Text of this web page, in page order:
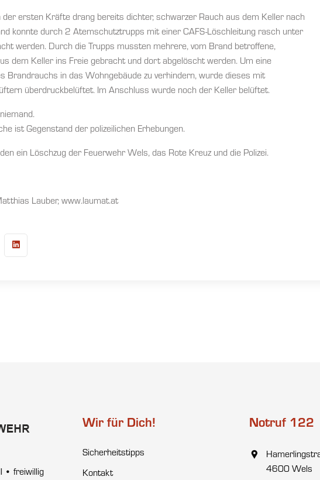
der ersten Kräfte drang bereits dichter, schwarzer Rauch aus dem Keller nach
konnte durch 2 Atemschutztrupps mit einer CAFS-Löschleitung rasch unter
werden. Durch die Trupps mussten mehrere, vom Brand betroffene,
dem Keller ins Freie gebracht und dort abgelöscht werden. Um eine
Brandrauchs in das Wohngebäude zu verhindern, wurde dieses mit
überdruckbelüftet. Im Anschluss wurde noch der Keller belüftet.
ist Gegenstand der polizeilichen Erhebungen.
ein Löschzug der Feuerwehr Wels, das Rote Kreuz und die Polizei.
Lauber, www.laumat.at
• freiwillig
Wir für Dich!
Sicherheitstipps
Kontakt
Notruf 122
4600 Wels